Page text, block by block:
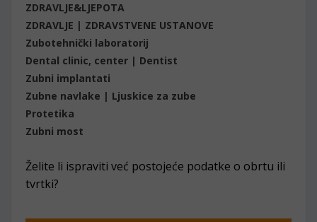
ZDRAVLJE&LJEPOTA
ZDRAVLJE | ZDRAVSTVENE USTANOVE
Zubotehnički laboratorij
Dental clinic, center | Dentist
Zubni implantati
Zubne navlake | Ljuskice za zube
Protetika
Zubni most
Želite li ispraviti već postojeće podatke o obrtu ili
tvrtki?